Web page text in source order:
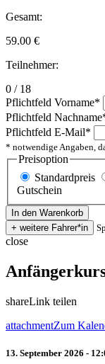
Gesamt:
59.00 €
Teilnehmer:
0 / 18
Pflichtfeld Vorname*
Pflichtfeld Nachname
Pflichtfeld E-Mail*
* notwendige Angaben,
Preisoption
Standardpreis
Gutschein
close
shareLink teilen
attachmentZum
13. September 2026 -